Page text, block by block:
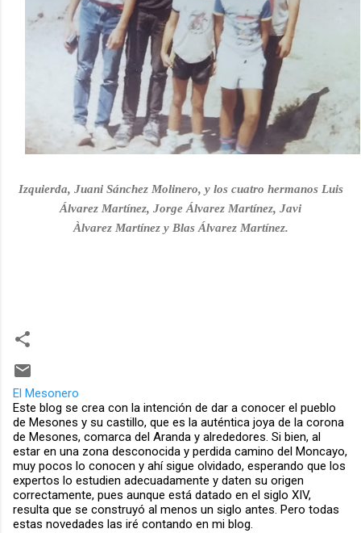
Izquierda, Juani Sánchez Molinero, y los cuatro hermanos Luis
Álvarez Martínez, Jorge Álvarez Martínez, Javi
Àlvarez Martínez y Blas Álvarez Martínez.
El Mesonero
Este blog se crea con la intención de dar a conocer el pueblo
de Mesones y su castillo, que es la auténtica joya de la corona
de Mesones, comarca del Aranda y alrededores. Si bien, al
estar en una zona desconocida y perdida camino del Moncayo,
muy pocos lo conocen y ahí sigue olvidado, esperando que los
expertos lo estudien adecuadamente y daten su origen
correctamente, pues aunque está datado en el siglo XIV,
resulta que se construyó al menos un siglo antes. Pero todas
estas novedades las iré contando en mi blog.